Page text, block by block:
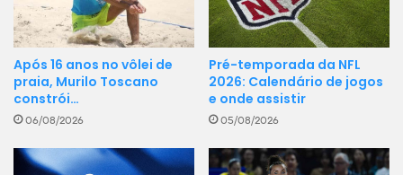
Após 16 anos no vôlei de
praia, Murilo Toscano
constrói…
06/08/2026
Pré-temporada da NFL
2026: Calendário de jogos
e onde assistir
05/08/2026